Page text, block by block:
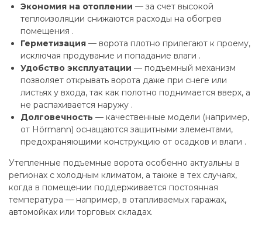
Экономия на отоплении — за счет высокой
теплоизоляции снижаются расходы на обогрев
помещения .
Герметизация — ворота плотно прилегают к проему,
исключая продувание и попадание влаги .
Удобство эксплуатации — подъемный механизм
позволяет открывать ворота даже при снеге или
листьях у входа, так как полотно поднимается вверх, а
не распахивается наружу .
Долговечность — качественные модели (например,
от Hörmann) оснащаются защитными элементами,
предохраняющими конструкцию от осадков и влаги .
Утепленные подъемные ворота особенно актуальны в
регионах с холодным климатом, а также в тех случаях,
когда в помещении поддерживается постоянная
температура — например, в отапливаемых гаражах,
автомойках или торговых складах.